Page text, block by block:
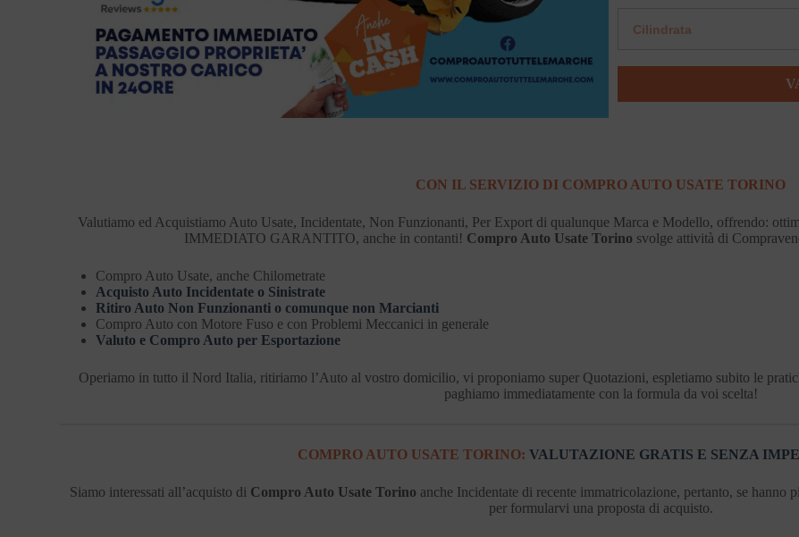
CON IL SERVIZIO DI COMPRO AUTO USATE TORINO
Valutiamo ed Acquistiamo Auto Usate, Incidentate, Non Funzionanti, Per Export di qualunque Marca e Modello, offrendo:
IMMEDIATO GARANTITO, anche in contanti! Compro Auto Usate Torino svolge attività di
Compro Auto Usate, anche Chilometrate
Acquisto Auto Incidentate o Sinistrate
Ritiro Auto Non Funzionanti o comunque non Marcianti
Compro Auto con Motore Fuso e con Problemi Meccanici in generale
Valuto e Compro Auto per Esportazione
Operiamo in tutto il Nord Italia, ritiriamo l’Auto al vostro domicilio, vi proponiamo super Quotazioni, espletiamo subito le
paghiamo immediatamente con la formula da voi scelta!
COMPRO AUTO USATE TORINO: VALUTAZIONE GRATIS E SENZA
Siamo interessati all’acquisto di Compro Auto Usate Torino anche Incidentate di recente immatricolazione, pertanto, se
per formularvi una proposta di acquisto.